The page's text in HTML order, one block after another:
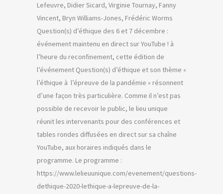
Lefeuvre, Didier Sicard, Virginie Tournay, Fanny
Vincent, Bryn Williams-Jones, Frédéric Worms
Question(s) d’éthique des 6 et 7 décembre :
événement maintenu en direct sur YouTube ! à
l’heure du reconfinement, cette édition de
l’événement Question(s) d’éthique et son thème «
l’éthique à l’épreuve de la pandémie » résonnent
d’une façon très particulière. Comme il n’est pas
possible de recevoir le public, le lieu unique
réunit les intervenants pour des conférences et
tables rondes diffusées en direct sur sa chaîne
YouTube, aux horaires indiqués dans le
programme. Le programme :
https://www.lelieuunique.com/evenement/questions-
dethique-2020-lethique-a-lepreuve-de-la-